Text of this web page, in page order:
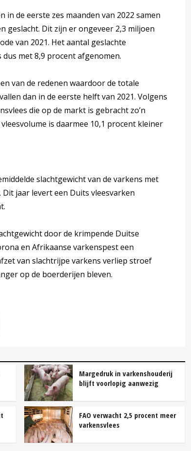
in de eerste zes maanden van 2022 samen
geslacht. Dit zijn er ongeveer 2,3 miljoen
van 2021. Het aantal geslachte
met 8,9 procent afgenomen.
van de redenen waardoor de totale
dan in de eerste helft van 2021. Volgens
die op de markt is gebracht zo’n
is daarmee 10,1 procent kleiner
slachtgewicht van de varkens met
jaar levert een Duits vleesvarken
door de krimpende Duitse
en Afrikaanse varkenspest een
van slachtrijpe varkens verliep stroef
op de boerderijen bleven.
Margedruk in varkenshouderij
blijft voorlopig aanwezig
FAO verwacht 2,5 procent meer
varkensvlees